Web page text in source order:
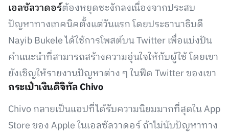
เอลซัลวาดอร์ต้องหยุดชะงักลงเนื่องจากประสบ
ปัญหาทางเทคนิคตั้งแต่วันแรก โดยประธานาธิบดี
Nayib Bukele ได้ใช้การโพสต์บน Twitter เพื่อแบ่งปัน
คำแนะนำที่สามารถสร้างความอุ่นใจให้กับผู้ใช้ โดยเขา
ยังเชิญให้รายงานปัญหาต่าง ๆ ในฟีด Twitter ของเขา
กระเป๋าเงินดิจิทัล Chivo
Chivo กลายเป็นแอปที่ได้รับความนิยมมากที่สุดใน App
Store ของ Apple ในเอลซัลวาดอร์ ถ้าไม่นับปัญหาทาง